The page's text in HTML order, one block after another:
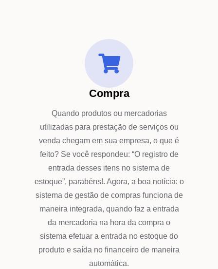
Compra
Quando produtos ou mercadorias
utilizadas para prestação de serviços ou
venda chegam em sua empresa, o que é
feito? Se você respondeu: “O registro de
entrada desses itens no sistema de
estoque”, parabéns!. Agora, a boa notícia: o
sistema de gestão de compras funciona de
maneira integrada, quando faz a entrada
da mercadoria na hora da compra o
sistema efetuar a entrada no estoque do
produto e saída no financeiro de maneira
automática.